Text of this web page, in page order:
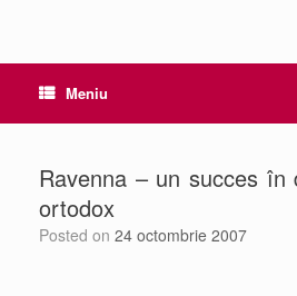
Meniu
Ravenna – un succes în
ortodox
Posted on 24 octombrie 2007